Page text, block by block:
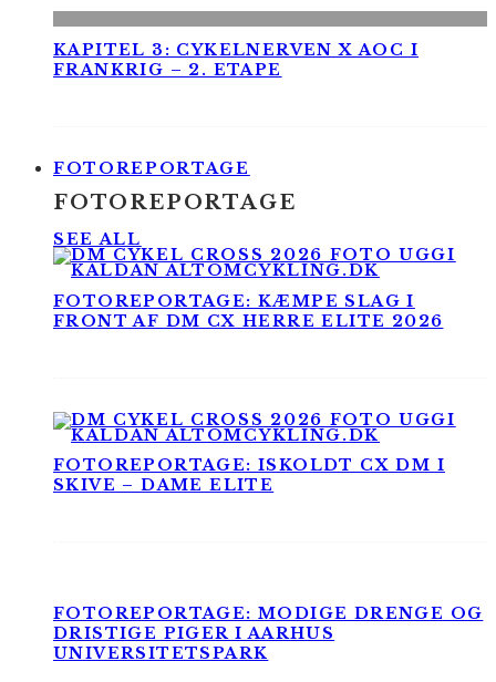
KAPITEL 3: CYKELNERVEN X AOC I
FRANKRIG – 2. ETAPE
FOTOREPORTAGE
FOTOREPORTAGE
SEE ALL
FOTOREPORTAGE: KÆMPE SLAG I
FRONT AF DM CX HERRE ELITE 2026
FOTOREPORTAGE: ISKOLDT CX DM I
SKIVE – DAME ELITE
FOTOREPORTAGE: MODIGE DRENGE OG
DRISTIGE PIGER I AARHUS
UNIVERSITETSPARK